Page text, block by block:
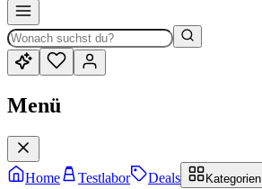
Menü
Home Testlabor Deals Kategorien